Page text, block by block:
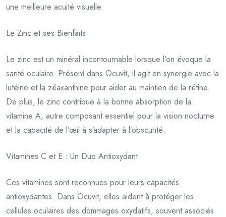
une meilleure acuité visuelle.
Le Zinc et ses Bienfaits
Le zinc est un minéral incontournable lorsque l’on évoque la
santé oculaire. Présent dans Ocuvit, il agit en synergie avec la
lutéine et la zéaxanthine pour aider au maintien de la rétine.
De plus, le zinc contribue à la bonne absorption de la
vitamine A, autre composant essentiel pour la vision nocturne
et la capacité de l’œil à s’adapter à l’obscurité.
Vitamines C et E : Un Duo Antioxydant
Ces vitamines sont reconnues pour leurs capacités
antioxydantes. Dans Ocuvit, elles aident à protéger les
cellules oculaires des dommages oxydatifs, souvent associés